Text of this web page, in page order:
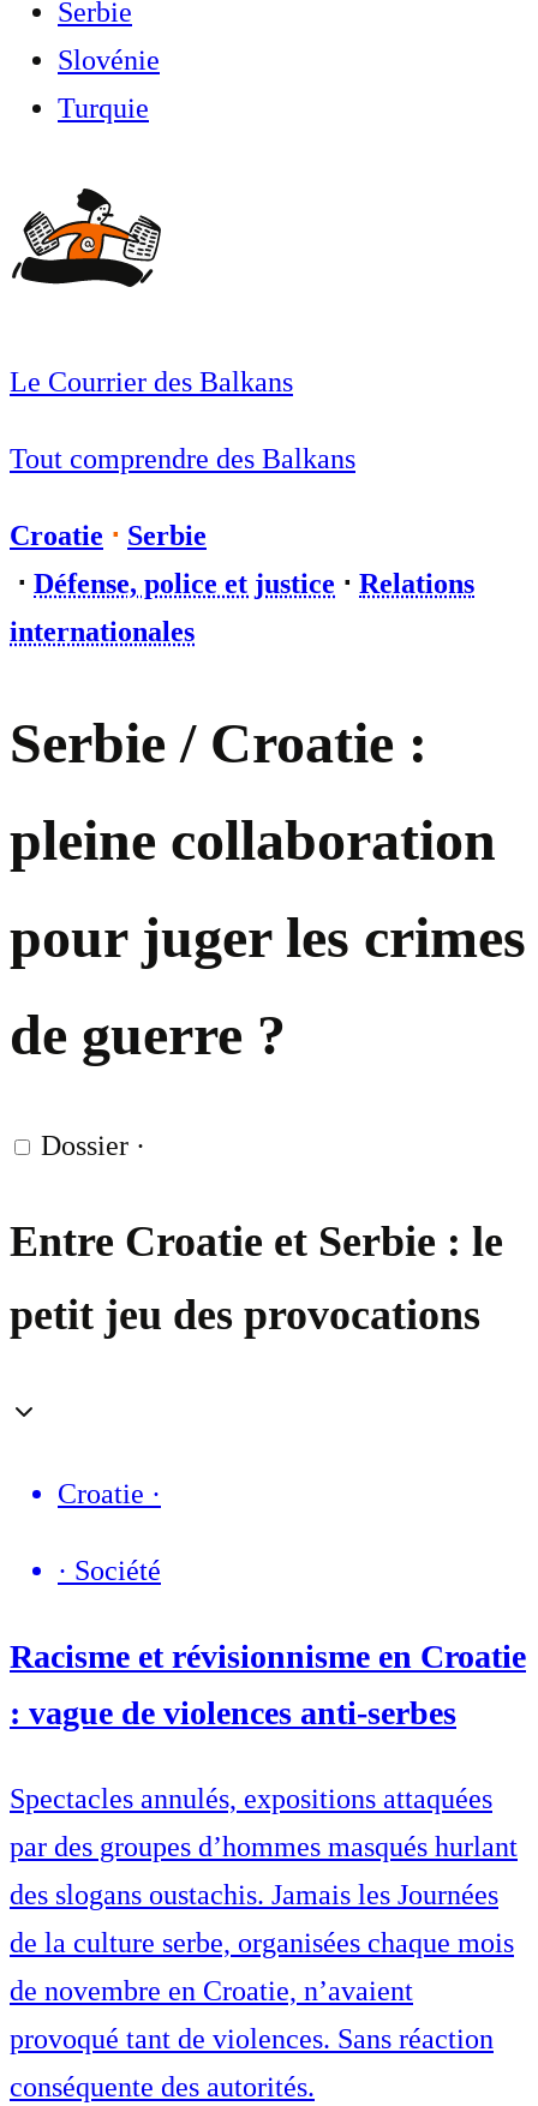
Serbie
Slovénie
Turquie
Le Courrier des Balkans
Tout comprendre des Balkans
Croatie ⋅ Serbie
⋅ Défense, police et justice ⋅ Relations
internationales
Serbie / Croatie :
pleine collaboration
pour juger les crimes
de guerre ?
Dossier ·
Entre Croatie et Serbie : le
petit jeu des provocations
Croatie ·
· Société
Racisme et révisionnisme en Croatie
: vague de violences anti-serbes
Spectacles annulés, expositions attaquées
par des groupes d’hommes masqués hurlant
des slogans oustachis. Jamais les Journées
de la culture serbe, organisées chaque mois
de novembre en Croatie, n’avaient
provoqué tant de violences. Sans réaction
conséquente des autorités.